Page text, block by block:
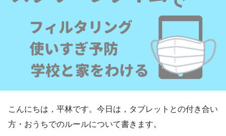
こんにちは，平林です。今日は，タブレットとの付き合い
方・おうちでのルールについて書きます。